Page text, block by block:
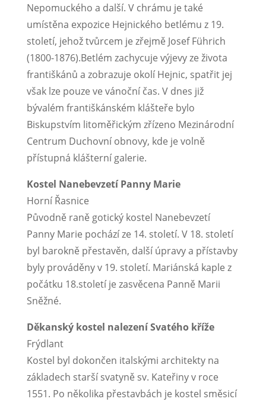
Nepomuckého a další. V chrámu je také
umístěna expozice Hejnického betlému z 19.
století, jehož tvůrcem je zřejmě Josef Führich
(1800-1876).Betlém zachycuje výjevy ze života
františkánů a zobrazuje okolí Hejnic, spatřit jej
však lze pouze ve vánoční čas. V dnes již
bývalém františkánském klášteře bylo
Biskupstvím litoměřickým zřízeno Mezinárodní
Centrum Duchovní obnovy, kde je volně
přístupná klášterní galerie.
Kostel Nanebevzetí Panny Marie
Horní Řasnice
Původně raně gotický kostel Nanebevzetí
Panny Marie pochází ze 14. století. V 18. století
byl barokně přestavěn, další úpravy a přístavby
byly prováděny v 19. století. Mariánská kaple z
počátku 18.století je zasvěcena Panně Marii
Sněžné.
Děkanský kostel nalezení Svatého kříže
Frýdlant
Kostel byl dokončen italskými architekty na
základech starší svatyně sv. Kateřiny v roce
1551. Po několika přestavbách je kostel směsicí